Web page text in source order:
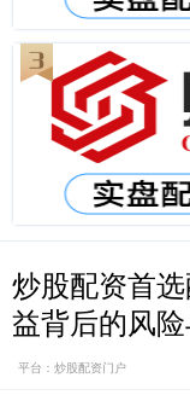
炒股配资首
益背后的风
平台：炒股配资门户